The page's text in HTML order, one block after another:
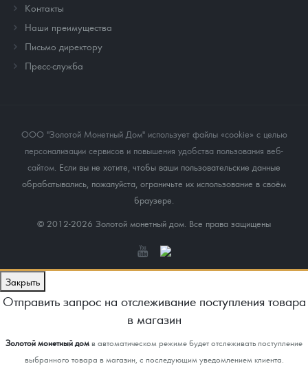
Контакты
Наши преимущества
Письмо директору
Пресс-служба
ООО "Золотой Монетный Дом" использует файлы «cookie» с целью
персонализации сервисов и повышения удобства пользования веб-
сайтом. Если вы не хотите, чтобы ваши пользовательские данные
обрабатывались, пожалуйста, ограничьте их использование в своём
браузере.
© 2012-2026 Золотой монетный дом. Все права защищены
Закрыть
Отправить запрос на отслеживание поступления товара
в магазин
Золотой монетный домв автоматическом режиме будет отслеживать поступление
выбранного товара в магазин, с последующим уведомлением клиента.